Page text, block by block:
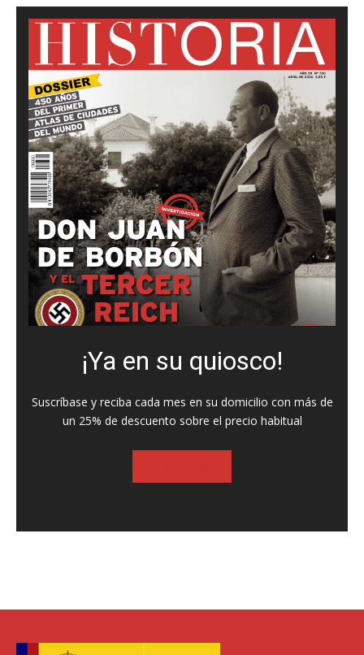
¡Ya en su quiosco!
Suscríbase y reciba cada mes en su domicilio con más de
un 25% de descuento sobre el precio habitual